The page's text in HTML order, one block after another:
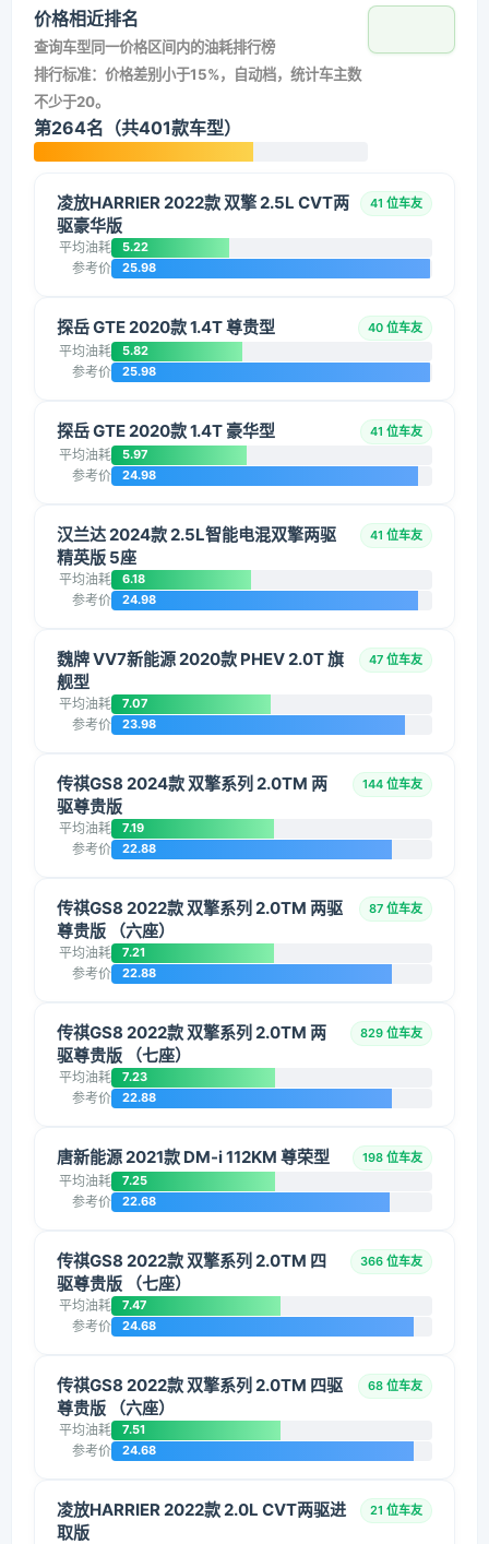
价格相近排名
查询车型同一价格区间内的油耗排行榜
排行标准：价格差别小于15%，自动档，统计车主数
不少于20。
第264名（共401款车型）
凌放HARRIER 2022款 双擎 2.5L CVT两
驱豪华版
41 位车友
平均油耗 5.22
参考价 25.98
探岳 GTE 2020款 1.4T 尊贵型 40 位车友
平均油耗 5.82
参考价 25.98
探岳 GTE 2020款 1.4T 豪华型 41 位车友
平均油耗 5.97
参考价 24.98
汉兰达 2024款 2.5L智能电混双擎两驱
精英版 5座
41 位车友
平均油耗 6.18
参考价 24.98
魏牌 VV7新能源 2020款 PHEV 2.0T 旗
舰型
47 位车友
平均油耗 7.07
参考价 23.98
传祺GS8 2024款 双擎系列 2.0TM 两
驱尊贵版
144 位车友
平均油耗 7.19
参考价 22.88
传祺GS8 2022款 双擎系列 2.0TM 两驱
尊贵版 （六座）
87 位车友
平均油耗 7.21
参考价 22.88
传祺GS8 2022款 双擎系列 2.0TM 两
驱尊贵版 （七座）
829 位车友
平均油耗 7.23
参考价 22.88
唐新能源 2021款 DM-i 112KM 尊荣型 198 位车友
平均油耗 7.25
参考价 22.68
传祺GS8 2022款 双擎系列 2.0TM 四
驱尊贵版 （七座）
366 位车友
平均油耗 7.47
参考价 24.68
传祺GS8 2022款 双擎系列 2.0TM 四驱
尊贵版 （六座）
68 位车友
平均油耗 7.51
参考价 24.68
凌放HARRIER 2022款 2.0L CVT两驱进
取版
21 位车友